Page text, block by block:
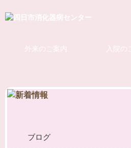
外来のご案内 入院の
ブログ